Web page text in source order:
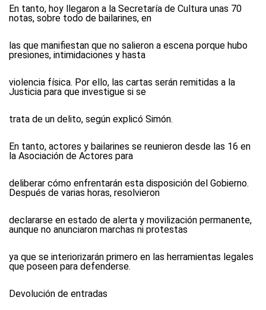
En tanto, hoy llegaron a la Secretaría de Cultura unas 70
notas, sobre todo de bailarines, en
las que manifiestan que no salieron a escena porque hubo
presiones, intimidaciones y hasta
violencia física. Por ello, las cartas serán remitidas a la
Justicia para que investigue si se
trata de un delito, según explicó Simón.
En tanto, actores y bailarines se reunieron desde las 16 en
la Asociación de Actores para
deliberar cómo enfrentarán esta disposición del Gobierno.
Después de varias horas, resolvieron
declararse en estado de alerta y movilización permanente,
aunque no anunciaron marchas ni protestas
ya que se interiorizarán primero en las herramientas legales
que poseen para defenderse.
Devolución de entradas